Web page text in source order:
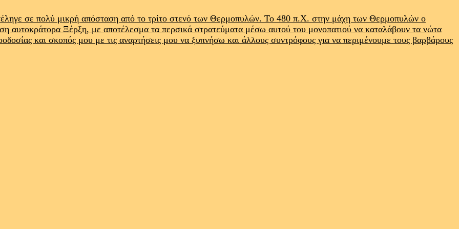
σε πολύ μικρή απόσταση από το τρίτο στενό των Θερμοπυλών. Το 480 π.Χ. στην μάχη των Θερμοπυλών ο
αυτοκράτορα Ξέρξη, με αποτέλεσμα τα περσικά στρατεύματα μέσω αυτού του μονοπατιού να καταλάβουν τα νώτα
και σκοπός μου με τις αναρτήσεις μου να ξυπνήσω και άλλους συντρόφους για να περιμένουμε τους βαρβάρους